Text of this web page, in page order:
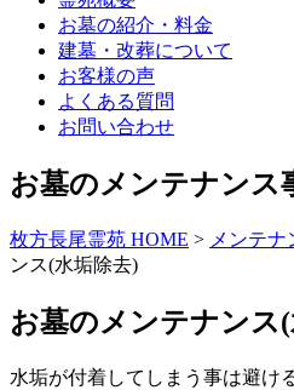
お墓の紹介・料金
建墓・改葬について
お客様の声
よくある質問
お問い合わせ
お墓のメンテナンス
枚方長尾霊苑 HOME > メンテナ
ンス(水垢除去)
お墓のメンテナンス
水垢が付着してしまう事は避け